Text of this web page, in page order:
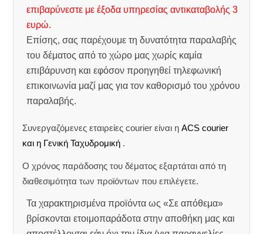
επιβαρύνεστε με έξοδα υπηρεσίας αντικαταβολής 3
ευρώ.
Επίσης, σας παρέχουμε τη δυνατότητα παραλαβής
του δέματος από το χώρο μας χωρίς καμία
επιβάρυνση και εφόσον προηγηθεί τηλεφωνική
επικοινωνία μαζί μας για τον καθορισμό του χρόνου
παραλαβής.
Συνεργαζόμενες εταιρείες courier είναι ηACS courier
και η Γενική Ταχυδρομική .
Ο χρόνος παράδοσης του δέματος εξαρτάται από τη
διαθεσιμότητα των προϊόντων που επιλέγετε.
Τα χαρακτηρισμένα προϊόντα ως «Σε απόθεμα»
βρίσκονται ετοιμοπαράδοτα στην αποθήκη μας και